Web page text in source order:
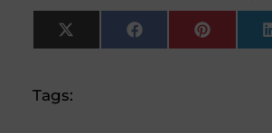
X
(Twitter)
Facebook
Tags: